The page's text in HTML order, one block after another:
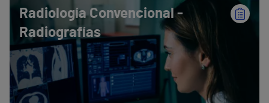
Radiología Convencional -
Radiografías